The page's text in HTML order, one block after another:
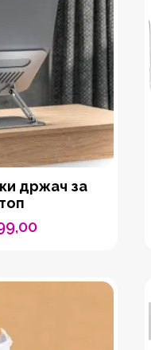
држач за